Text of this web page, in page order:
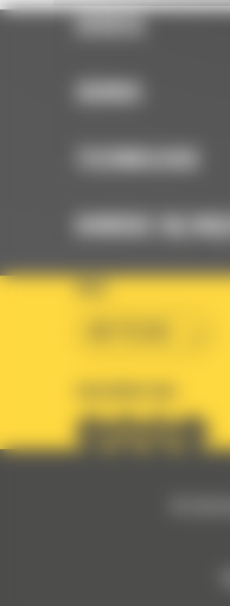
OFERTA
SERWIS
TECHNOLOGIE
DOWIEDZ SIĘ
KRAJ